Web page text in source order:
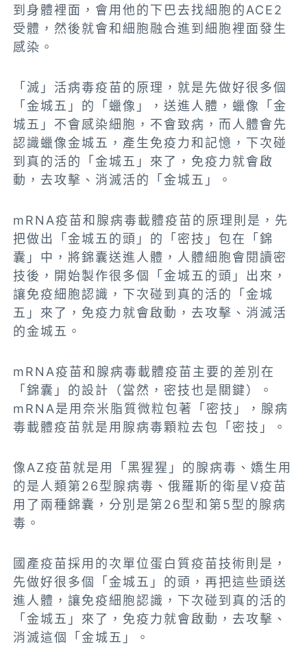
到身體裡面，會用他的下巴去找細胞的ACE2
受體，然後就會和細胞融合進到細胞裡面發生
感染。
「滅」活病毒疫苗的原理，就是先做好很多個
「金城五」的「蠟像」，送進人體，蠟像「金
城五」不會感染細胞，不會致病，而人體會先
認識蠟像金城五，產生免疫力和記憶，下次碰
到真的活的「金城五」來了，免疫力就會啟
動，去攻擊、消滅活的「金城五」。
mRNA疫苗和腺病毒載體疫苗的原理則是，先
把做出「金城五的頭」的「密技」包在「錦
囊」中，將錦囊送進人體，人體細胞會閱讀密
技後，開始製作很多個「金城五的頭」出來，
讓免疫細胞認識，下次碰到真的活的「金城
五」來了，免疫力就會啟動，去攻擊、消滅活
的金城五。
mRNA疫苗和腺病毒載體疫苗主要的差別在
「錦囊」的設計（當然，密技也是關鍵）。
mRNA是用奈米脂質微粒包著「密技」，腺病
毒載體疫苗就是用腺病毒顆粒去包「密技」。
像AZ疫苗就是用「黑猩猩」的腺病毒、嬌生用
的是人類第26型腺病毒、俄羅斯的衛星V疫苗
用了兩種錦囊，分別是第26型和第5型的腺病
毒。
國產疫苗採用的次單位蛋白質疫苗技術則是，
先做好很多個「金城五」的頭，再把這些頭送
進人體，讓免疫細胞認識，下次碰到真的活的
「金城五」來了，免疫力就會啟動，去攻擊、
消滅這個「金城五」。